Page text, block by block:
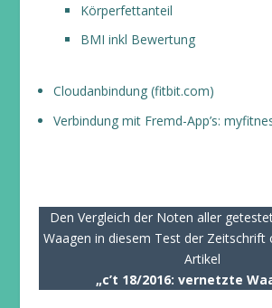
Körperfettanteil
BMI inkl Bewertung
Cloudanbindung (fitbit.com)
Verbindung mit Fremd-App’s:
Den Vergleich der Noten aller
Waagen in diesem Test der Zeitschrift
Artikel
„c’t 18/2016: vernetzte